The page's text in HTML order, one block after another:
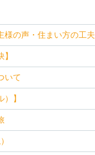
様の声・住まい方の工夫
いて
】